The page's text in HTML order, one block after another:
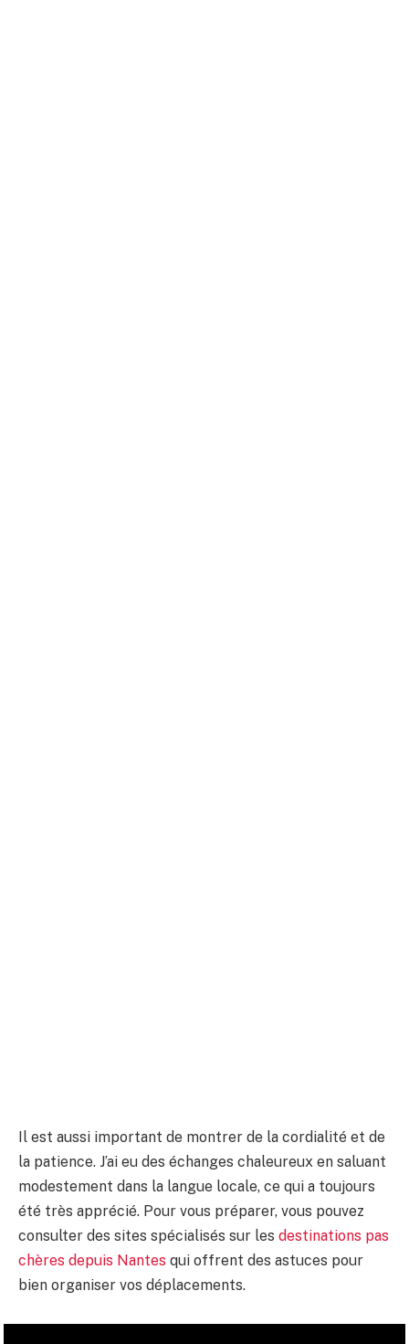
Il est aussi important de montrer de la cordialité et de
la patience. J’ai eu des échanges chaleureux en saluant
modestement dans la langue locale, ce qui a toujours
été très apprécié. Pour vous préparer, vous pouvez
consulter des sites spécialisés sur les destinations pas
chères depuis Nantes qui offrent des astuces pour
bien organiser vos déplacements.